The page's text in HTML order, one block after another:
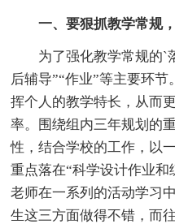
一、要狠抓教学常规
为了强化教学常规的`
后辅导”“作业”等主要环
挥个人的教学特长，从而
率。围绕组内三年规划的
性，结合学校的工作，以
重点落在“科学设计作业
老师在一系列的活动学习
生这三方面做得不错，而